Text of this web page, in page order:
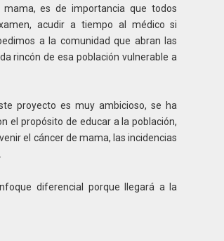
es de importancia que todos
acudir a tiempo al médico si
a la comunidad que abran las
rincón de esa población vulnerable a
proyecto es muy ambicioso, se ha
el propósito de educar a la población,
el cáncer de mama, las incidencias
diferencial porque llegará a la